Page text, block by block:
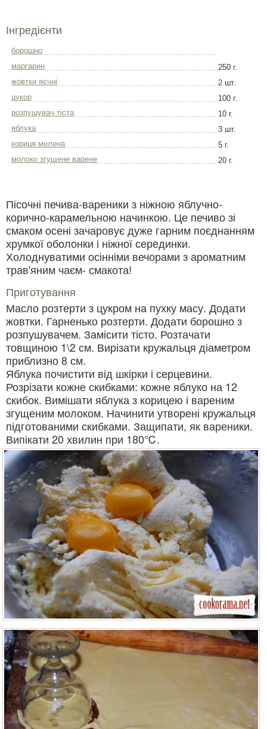
Інгредієнти
борошно
маргарин
250 г.
жовтки яєчні
2 шт.
цукор
100 г.
розпушувач тіста
10 г.
яблука
3 шт.
кориця мелена
5 г.
молоко згущене варене
20 г.
Пісочні печива-вареники з ніжною яблучно-
корично-карамельною начинкою. Це печиво зі
смаком осені зачаровує дуже гарним поєднанням
хрумкої оболонки і ніжної серединки.
Холоднуватими осінніми вечорами з ароматним
трав'яним чаєм- смакота!
Приготування
Масло розтерти з цукром на пухку масу. Додати
жовтки. Гарненько розтерти. Додати борошно з
розпушувачем. Замісити тісто. Розтачати
товщиною 1\2 см. Вирізати кружальця діаметром
приблизно 8 см.
Яблука почистити від шкірки і серцевини.
Розрізати кожне скибками: кожне яблуко на 12
скибок. Вимішати яблука з корицею і вареним
згущеним молоком. Начинити утворені кружальця
підготованими скибками. Защипати, як вареники.
Випікати 20 хвилин при 180℃.